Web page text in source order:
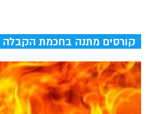
קורסים מתנה בחכמת הקבלה